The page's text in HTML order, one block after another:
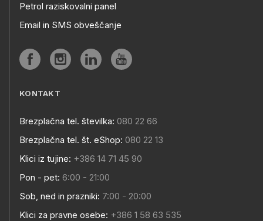
Petrol raziskovalni panel
Email in SMS obveščanje
KONTAKT
Brezplačna tel. številka: 080 22 66
Brezplačna tel. št. eShop: 080 22 13
Klici iz tujine: +386 14 71 45 90
Pon - pet: 6:00 - 21:00
Sob, ned in prazniki: 7:00 - 20:00
Klici za pravne osebe: +386 1 58 63 535